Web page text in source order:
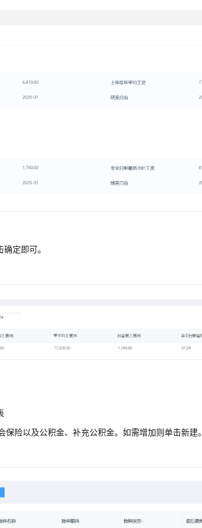
定即可。
保险以及公积金、补充公积金。如需增加则单击新建。